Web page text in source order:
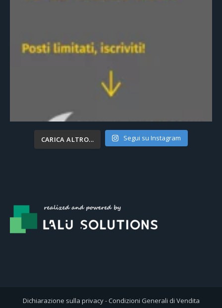
CARICA ALTRO... Segui su Instagram
Dichiarazione sulla privacy- Condizioni Generali di Vendita